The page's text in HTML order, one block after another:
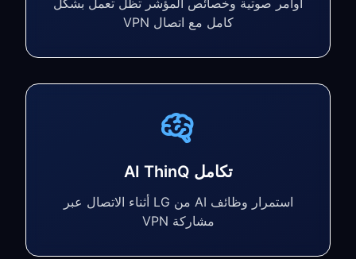
أوامر صوتية وخصائص المؤشر تظل تعمل بشكل
كامل مع اتصال VPN
تكامل AI ThinQ
استمرار وظائف AI من LG أثناء الاتصال عبر
مشاركة VPN